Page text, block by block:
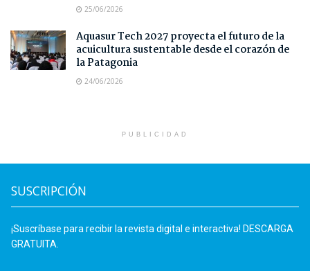
25/06/2026
Aquasur Tech 2027 proyecta el futuro de la
acuicultura sustentable desde el corazón de
la Patagonia
24/06/2026
PUBLICIDAD
SUSCRIPCIÓN
¡Suscríbase para recibir la revista digital e interactiva! DESCARGA
GRATUITA.